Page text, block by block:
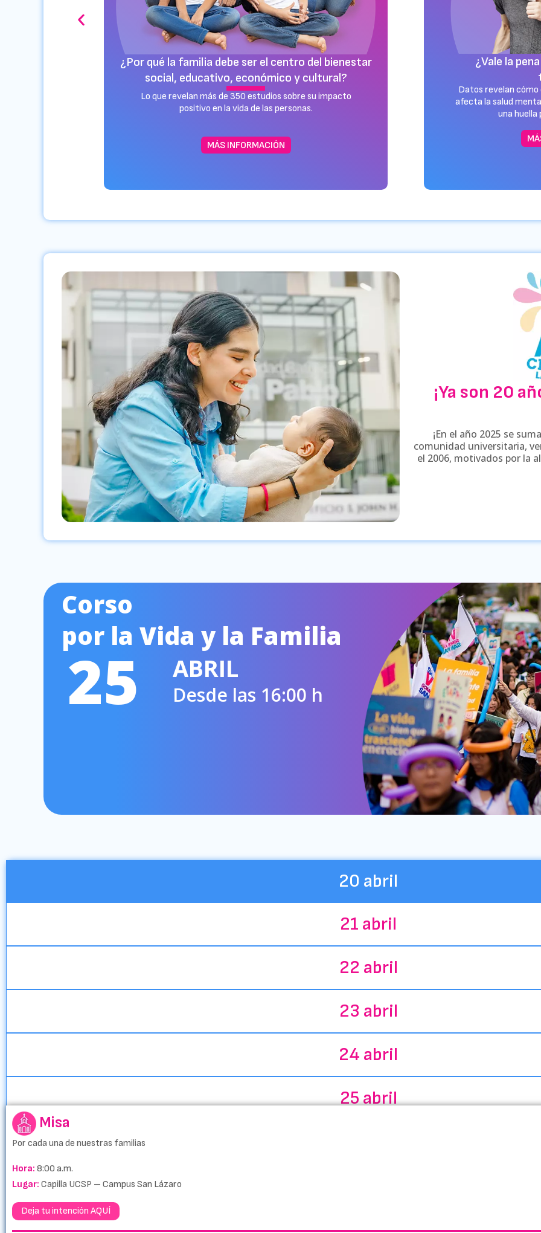
¿Vale la pena empezar tu vida sexual
temprano?
Datos revelan cómo el inicio de la sexualidad temprana
afecta la salud mental y afectiva de los jóvenes, dejando
una huella para futuras relaciones.
MÁS INFORMACIÓN
La
El afecto y la
relacionados con
son básicos
¡Ya son 20
¡En el año 2025 se
comunidad universitaria,
el 2006, motivados por la
Corso
por la Vida y la Familia
25 ABRIL
Desde las 16:00 h
20 abril
21 abril
22 abril
23 abril
24 abril
25 abril
Misa
Por cada una de nuestras familias
Hora: 8:00 a.m.
Lugar: Capilla UCSP – Campus San Lázaro
Deja tu intención AQUÍ